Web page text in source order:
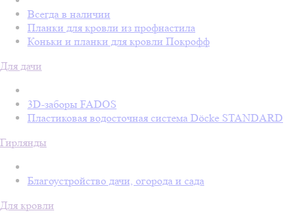
Всегда в наличии
Планки для кровли из профнастила
Коньки и планки для кровли Покрофф
Для дачи
3D-заборы FADOS
Пластиковая водосточная система Döcke STANDARD
Гирлянды
Благоустройство дачи, огорода и сада
Для кровли